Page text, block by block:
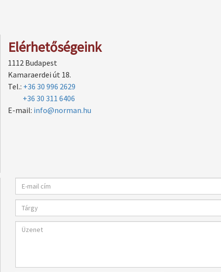
Elérhetőségeink
1112 Budapest
Kamaraerdei út 18.
Tel.: +36 30 996 2629
+36 30 311 6406
E-mail: info@norman.hu